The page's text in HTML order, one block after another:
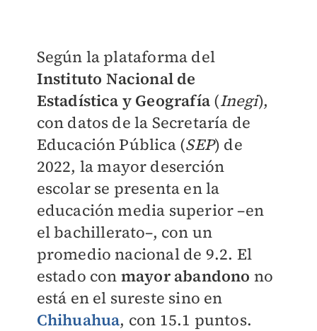
Según la plataforma del
Instituto Nacional de
Estadística y Geografía (Inegi),
con datos de la Secretaría de
Educación Pública (SEP) de
2022, la mayor deserción
escolar se presenta en la
educación media superior –en
el bachillerato–, con un
promedio nacional de 9.2. El
estado con mayor abandono no
está en el sureste sino en
Chihuahua, con 15.1 puntos.